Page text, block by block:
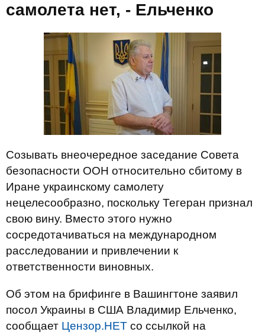
самолета нет, - Ельченко
Созывать внеочередное заседание Совета
безопасности ООН относительно сбитому в
Иране украинскому самолету
нецелесообразно, поскольку Тегеран признал
свою вину. Вместо этого нужно
сосредотачиваться на международном
расследовании и привлечении к
ответственности виновных.
Об этом на брифинге в Вашингтоне заявил
посол Украины в США Владимир Ельченко,
сообщает Цензор.НЕТ со ссылкой на